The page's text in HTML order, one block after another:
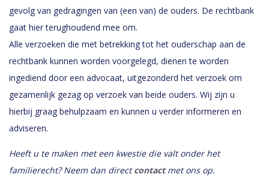
gevolg van gedragingen van (een van) de ouders. De rechtbank
gaat hier terughoudend mee om.
Alle verzoeken die met betrekking tot het ouderschap aan de
rechtbank kunnen worden voorgelegd, dienen te worden
ingediend door een advocaat, uitgezonderd het verzoek om
gezamenlijk gezag op verzoek van beide ouders. Wij zijn u
hierbij graag behulpzaam en kunnen u verder informeren en
adviseren.
Heeft u te maken met een kwestie die valt onder het
familierecht? Neem dan direct contact met ons op.